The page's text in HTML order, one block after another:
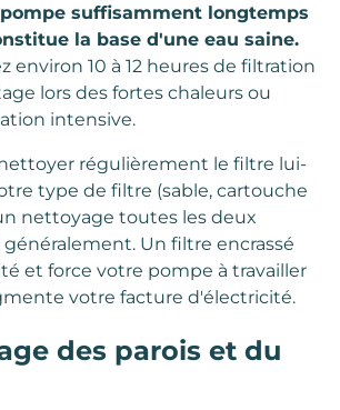
suffisamment longtemps
la base d'une eau saine.
environ 10 à 12 heures de filtration
lors des fortes chaleurs ou
intensive.
nettoyer régulièrement le filtre lui-
type de filtre (sable, cartouche
nettoyage toutes les deux
Un filtre encrassé
et force votre pompe à travailler
votre facture d'électricité.
des parois et du